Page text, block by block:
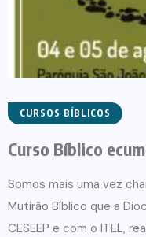
CURSOS BÍBLICOS
Curso Bíblico
Somos mais uma vez
Mutirão Bíblico que a
CESEEP e com o ITEL,